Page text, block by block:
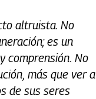
altruista. No
es un
comprensión. No
más que ver a
de sus seres